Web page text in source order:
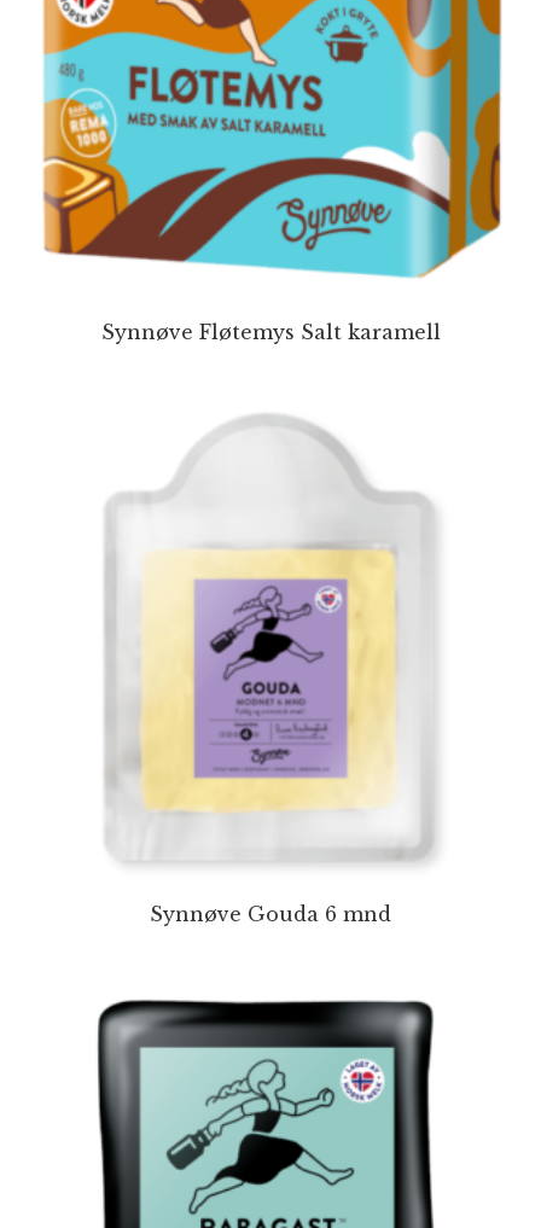
Synnøve Fløtemys Salt karamell
Synnøve Gouda 6 mnd